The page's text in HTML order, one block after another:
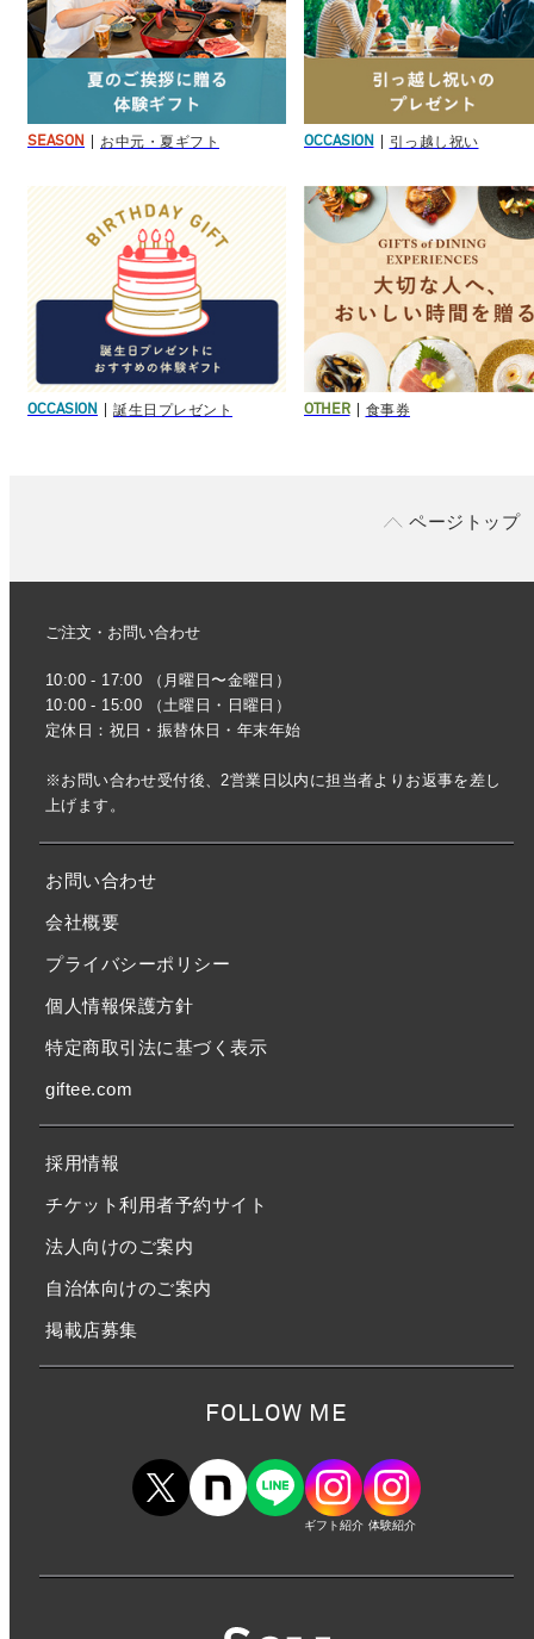
SEASON お中元・夏ギフト OCCASION 引っ越し祝い
OCCASION 誕生日プレゼント OTHER 食事券
ページトップ
ご注文・お問い合わせ
10:00 - 17:00 （月曜日〜金曜日）
10:00 - 15:00 （土曜日・日曜日）
定休日：祝日・振替休日・年末年始
※お問い合わせ受付後、2営業日以内に担当者よりお返事を差し
上げます。
お問い合わせ
会社概要
プライバシーポリシー
個人情報保護方針
特定商取引法に基づく表示
giftee.com
採用情報
チケット利用者予約サイト
法人向けのご案内
自治体向けのご案内
掲載店募集
FOLLOW ME
ギフト紹介 体験紹介